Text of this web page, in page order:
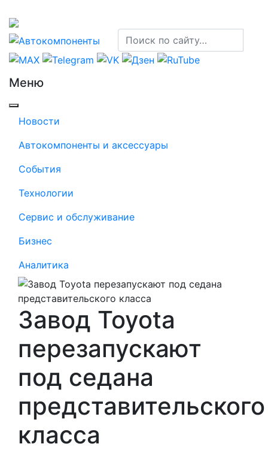
Меню
Новости
Автокомпоненты и аксессуары
События
Технологии
Сервис и обслуживание
Бизнес
Аналитика
Завод Toyota
перезапускают
под седана
представительского
класса